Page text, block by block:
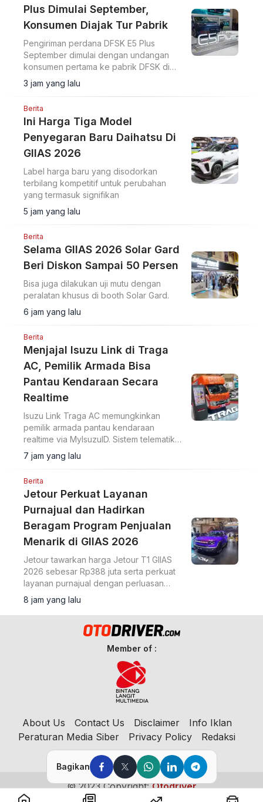
Plus Dimulai September,
Konsumen Diajak Tur Pabrik
Pengiriman perdana DFSK E5 Plus
September dimulai dengan undangan
konsumen pertama ke pabrik DFSK di
Cikande untuk melihat proses produksi
PHEV.
3 jam yang lalu
Berita
Ini Harga Tiga Model
Penyegaran Baru Daihatsu Di
GIIAS 2026
Label harga baru yang disodorkan
terbilang kompetitif untuk perubahan
yang termasuk signifikan
5 jam yang lalu
Berita
Selama GIIAS 2026 Solar Gard
Beri Diskon Sampai 50 Persen
Bisa juga dilakukan uji mutu dengan
peralatan khusus di booth Solar Gard.
6 jam yang lalu
Berita
Menjajal Isuzu Link di Traga
AC, Pemilik Armada Bisa
Pantau Kendaraan Secara
Realtime
Isuzu Link Traga AC memungkinkan
pemilik armada pantau kendaraan
realtime via MyIsuzuID. Sistem telematika
ini pantau lokasi, kecepatan, dan
operasional kendaraan.
7 jam yang lalu
Berita
Jetour Perkuat Layanan
Purnajual dan Hadirkan
Beragam Program Penjualan
Menarik di GIIAS 2026
Jetour tawarkan harga Jetour T1 GIIAS
2026 sebesar Rp388 juta serta perkuat
layanan purnajual dengan perluasan
jaringan dealer hingga 40 showroom di
GIIAS 2026.
8 jam yang lalu
Bagikan
Member of :
About Us Contact Us Disclaimer
Info Iklan
Peraturan Media Siber
Privacy Policy Redaksi
© 2023 Copyright:Otodriver